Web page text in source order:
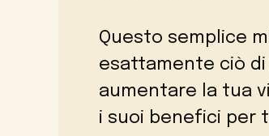
Questo semplice
esattamente ciò
aumentare la tua
i suoi benefici per